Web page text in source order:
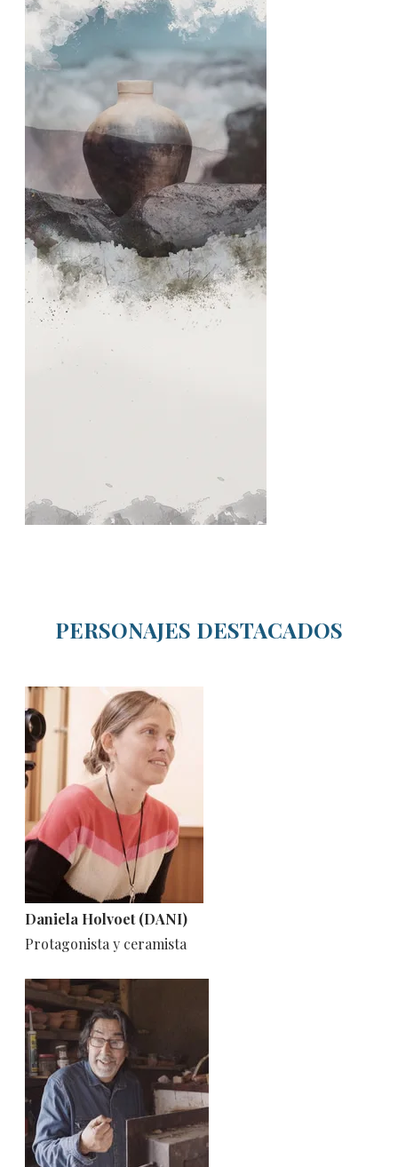
PERSONAJES DESTACADOS
Daniela Holvoet (DANI)
Protagonista y ceramista